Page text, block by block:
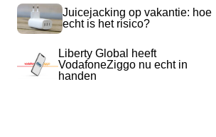
Juicejacking op vakantie: hoe
echt is het risico?
Liberty Global heeft
VodafoneZiggo nu echt in
handen